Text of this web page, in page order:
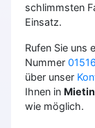
schlimmsten
Einsatz.
Rufen Sie uns
Nummer
über unser
Ihnen in
wie möglich.